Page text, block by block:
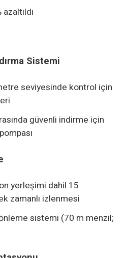
Sistemi
seviyesinde kontrol için
güvenli indirme için
yerleşimi dahil 15
zamanlı izlenmesi
sistemi (70 m menzil;